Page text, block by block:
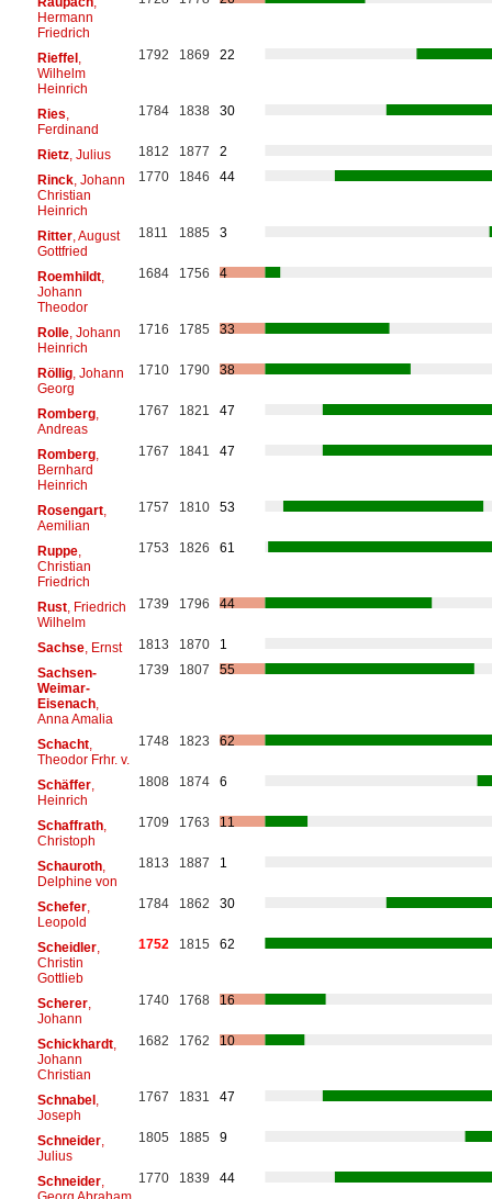
Hermann
Friedrich
Rieffel,
Wilhelm
Heinrich
1792 1869 22
Ries
Ferdinand
1784 1838 30
Rietz, Julius 1812 1877
2
Rinck, Johann
Christian
Heinrich
1770 1846 44
Ritter, August
Gottfried
1811 1885 3
Roemhildt,
Johann
Theodor
1684 1756 4
Rolle, Johann
Heinrich
1716 1785 33
Röllig, Johann
Georg
1710 1790 38
Romberg,
Andreas
1767 1821 47
Romberg,
Bernhard
Heinrich
1767 1841 47
Rosengart,
Aemilian
1757 1810 53
Ruppe,
Christian
Friedrich
1753 1826 61
Rust, Friedrich
Wilhelm
1739 1796 44
Sachse, Ernst 1813 1870
1
Sachsen-
Weimar-
Eisenach,
Anna Amalia
1739 1807 55
Schacht,
Theodor Frhr. v.
1748 1823 62
Schäffer,
Heinrich
1808 1874 6
Schaffrath,
Christoph
1709 1763 11
Schauroth,
Delphine von
1813 1887 1
Schefer,
Leopold
1784 1862 30
Scheidler,
Christin
Gottlieb
1752 1815 62
Scherer,
Johann
1740 1768 16
Schickhardt,
Johann
Christian
1682 1762 10
Schnabel,
Joseph
1767 1831 47
Schneider,
Julius
1805 1885 9
Schneider,
1770 1839 44